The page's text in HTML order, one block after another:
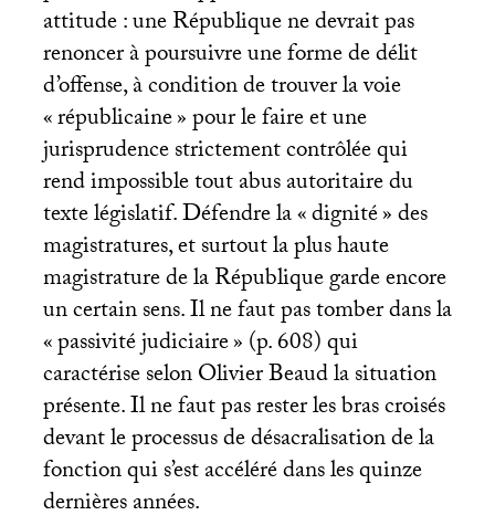
attitude : une République ne devrait pas
renoncer à poursuivre une forme de délit
d’offense, à condition de trouver la voie
«républicaine» pour le faire et une
jurisprudence strictement contrôlée qui
rend impossible tout abus autoritaire du
texte législatif. Défendre la «dignité» des
magistratures, et surtout la plus haute
magistrature de la République garde encore
un certain sens. Il ne faut pas tomber dans la
«passivité judiciaire» (p. 608) qui
caractérise selon Olivier Beaud la situation
présente. Il ne faut pas rester les bras croisés
devant le processus de désacralisation de la
fonction qui s’est accéléré dans les quinze
dernières années.